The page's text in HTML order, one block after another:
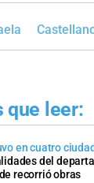
que leer:
en cuatro
del
recorrió obras